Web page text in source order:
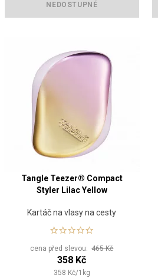
NEDOSTUPNÉ
Tangle Teezer® Compact
Styler Lilac Yellow
Kartáč na vlasy na cesty
cena před slevou:465 Kč
358 Kč
358 Kč/1 kg